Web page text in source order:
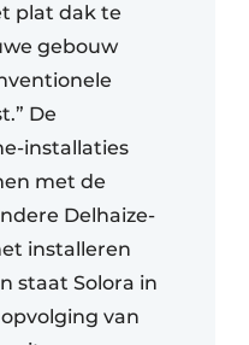
plat dak te
gebouw
De
installaties
met de
Delhaize-
installeren
staat Solora in
van